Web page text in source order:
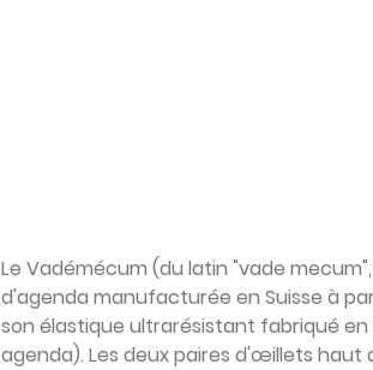
Le Vadémécum (du latin "vade
d'agenda manufacturée en Suisse à
son élastique ultrarésistant fabriqué en
agenda). Les deux paires d'œillets haut